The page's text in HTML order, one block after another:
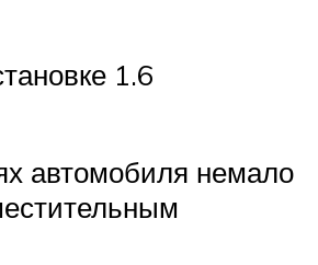
1.6
автомобиля немало